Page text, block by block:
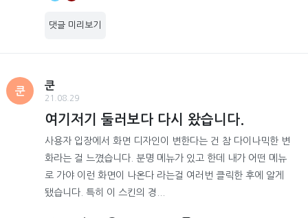
댓글 미리보기
쿤
쿤
21.08.29
여기저기 둘러보다 다시 왔습니다.
사용자 입장에서 화면 디자인이 변한다는 건 참 다이나믹한 변
화라는 걸 느꼈습니다. 분명 메뉴가 있고 한데 내가 어떤 메뉴
로 가야 이런 화면이 나온다 라는걸 여러번 클릭한 후에 알게
됐습니다. 특히 이 스킨의 경...